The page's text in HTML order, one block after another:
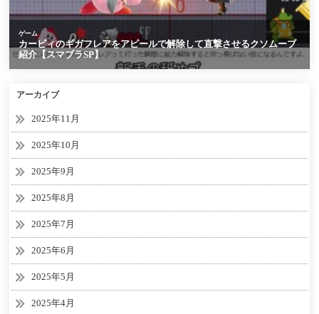
アーカイブ
2025年11月
2025年10月
2025年9月
2025年8月
2025年7月
2025年6月
2025年5月
2025年4月